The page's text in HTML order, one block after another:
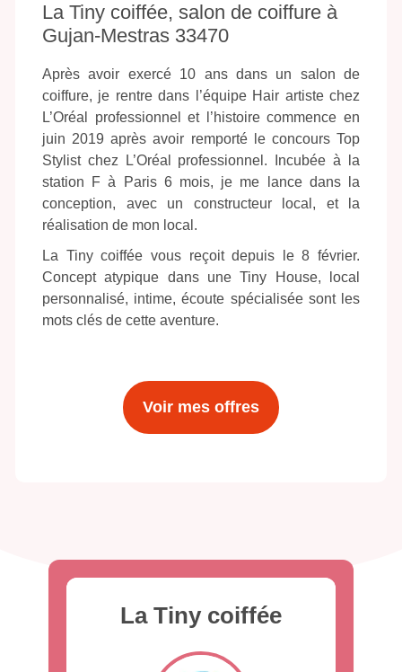
La Tiny coiffée, salon de coiffure à
Gujan-Mestras 33470
Après avoir exercé 10 ans dans un salon de
coiffure, je rentre dans l’équipe Hair artiste chez
L’Oréal professionnel et l’histoire commence en
juin 2019 après avoir remporté le concours Top
Stylist chez L’Oréal professionnel. Incubée à la
station F à Paris 6 mois, je me lance dans la
conception, avec un constructeur local, et la
réalisation de mon local.
La Tiny coiffée vous reçoit depuis le 8 février.
Concept atypique dans une Tiny House, local
personnalisé, intime, écoute spécialisée sont les
mots clés de cette aventure.
Voir mes offres
La Tiny coiffée